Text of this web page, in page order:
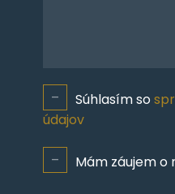
Súhlasím so
údajov
Mám záujem o